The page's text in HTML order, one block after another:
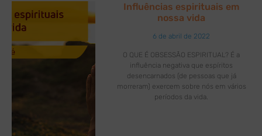
Influências espirituais em
nossa vida
6 de abril de 2022
O QUE É OBSESSÃO ESPIRITUAL? É a
influência negativa que espíritos
desencarnados (de pessoas que já
morreram) exercem sobre nós em vários
períodos da vida.